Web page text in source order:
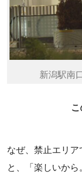
新潟駅南
なぜ、禁止エリ
と、「楽しいか